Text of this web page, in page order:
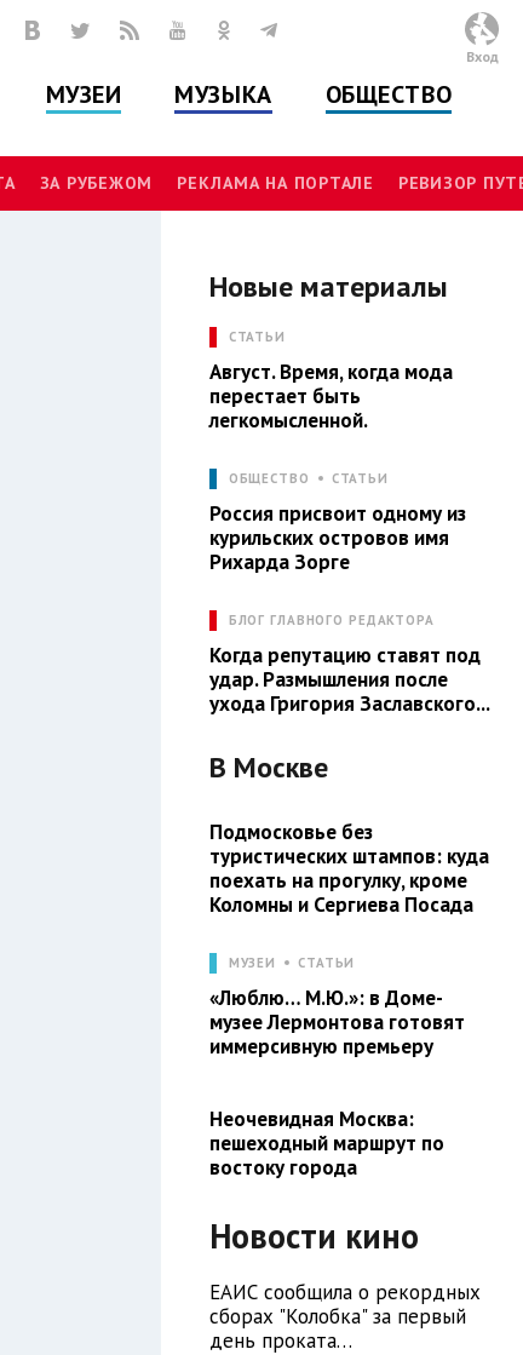
МУЗЕИ МУЗЫКА ОБЩЕСТВО
Вход
ЗА РУБЕЖОМ РЕКЛАМА НА ПОРТАЛЕ РЕВИЗОР
Новые материалы
СТАТЬИ
Август. Время, когда мода
перестает быть
легкомысленной.
ОБЩЕСТВО СТАТЬИ
Россия присвоит одному из
курильских островов имя
Рихарда Зорге
БЛОГ ГЛАВНОГО РЕДАКТОРА
Когда репутацию ставят под
удар. Размышления после
ухода Григория Заславского...
В Москве
Подмосковье без
туристических штампов: куда
поехать на прогулку, кроме
Коломны и Сергиева Посада
МУЗЕИ СТАТЬИ
«Люблю… М.Ю.»: в Доме-
музее Лермонтова готовят
иммерсивную премьеру
Неочевидная Москва:
пешеходный маршрут по
востоку города
Новости кино
ЕАИС сообщила о рекордных
сборах "Колобка" за первый
день проката…